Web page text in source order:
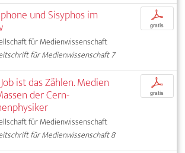
und Sisyphos im
für Medienwissenschaft
für Medienwissenschaft 7
p
gratis
ist das Zählen. Medien
der Cern-
für Medienwissenschaft
für Medienwissenschaft 8
p
gratis